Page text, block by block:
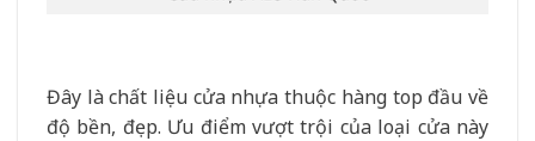
Đây là chất liệu cửa nhựa thuộc hàng top đầu về
độ bền, đẹp. Ưu điểm vượt trội của loại cửa này